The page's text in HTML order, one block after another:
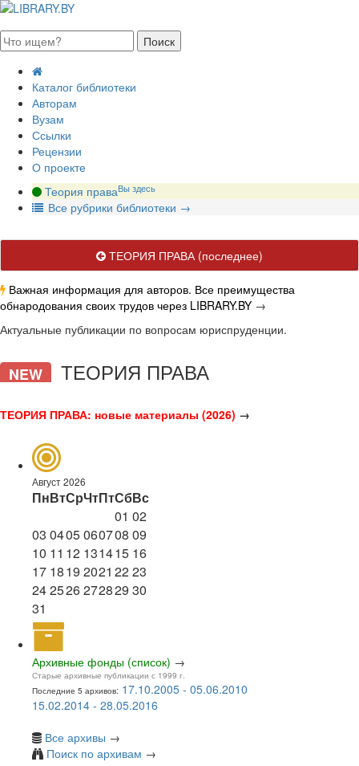
Каталог библиотеки
Авторам
Вузам
Ссылки
Рецензии
О проекте
Теория праваВы здесь
Все рубрики библиотеки →
ТЕОРИЯ ПРАВА(последнее)
Важная информация для авторов. Все преимущества
обнародования своих трудов через LIBRARY.BY →
Актуальные публикации по вопросам юриспруденции.
NEW ТЕОРИЯ ПРАВА
ТЕОРИЯ ПРАВА: новые материалы (2026) →
Август 2026
ПнВтСрЧтПтСбВс
01 02
03 0405060708 09
10 11 12 131415 16
17 1819 2021 2223
242526272829 30
31
Архивные фонды (список) →
Старые архивные публикации с 1999 г.
Последние 5 архивов: 17.10.2005 - 05.06.2010
15.02.2014 - 28.05.2016
Все архивы →
Поиск по архивам →